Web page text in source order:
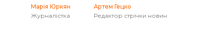
Марія Юркян
Журналістка
Артем Гецко
Редактор стрічки новин